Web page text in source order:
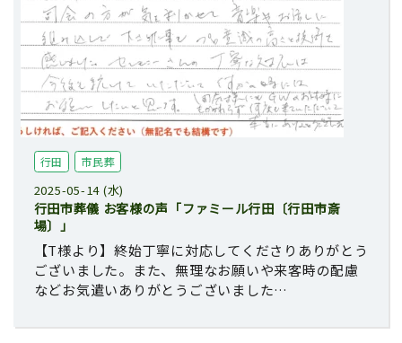
行田 市民葬
2025-05-14 (水)
行田市葬儀 お客様の声「ファミール行田〔行田市斎
場〕」
【T様より】終始丁寧に対応してくださりありがとう
ございました。また、無理なお願いや来客時の配慮
などお気遣いありがとうございました…